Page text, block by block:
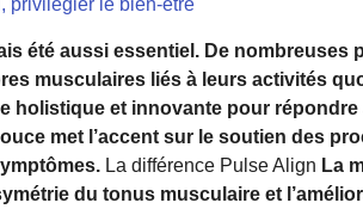
privilégier le bien-être
été aussi essentiel. De
musculaires liés à leurs activités
holistique et innovante pour répondre
met l’accent sur le soutien des
La différence Pulse Align La
du tonus musculaire et